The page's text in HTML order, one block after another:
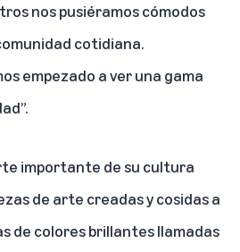
nos pusiéramos cómodos
cotidiana.
empezado a ver una gama
importante de su cultura
de arte creadas y cosidas a
de colores brillantes llamadas